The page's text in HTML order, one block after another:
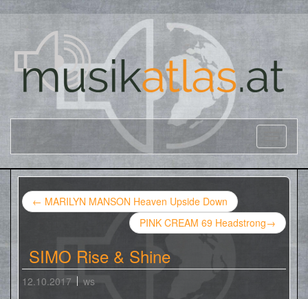
← MARILYN MANSON Heaven Upside Down
PINK CREAM 69 Headstrong→
SIMO Rise & Shine
12.10.2017 ws